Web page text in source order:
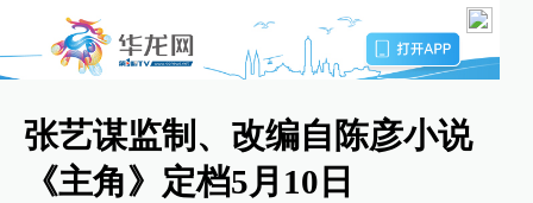
张艺谋监制、改编自陈彦小说
《主角》定档5月10日